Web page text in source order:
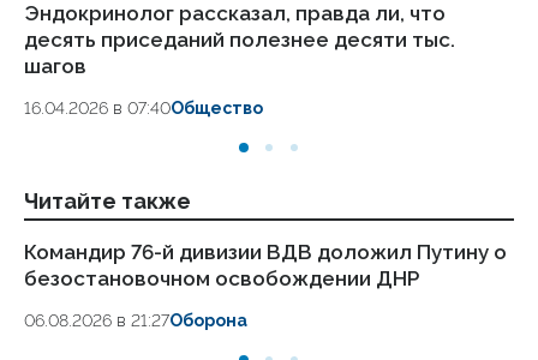
Эндокринолог рассказал, правда ли, что
десять приседаний полезнее десяти тыс.
шагов
16.04.2026 в 07:40Общество
Читайте также
Командир 76-й дивизии ВДВ доложил Путину о
безостановочном освобождении ДНР
06.08.2026 в 21:27Оборона